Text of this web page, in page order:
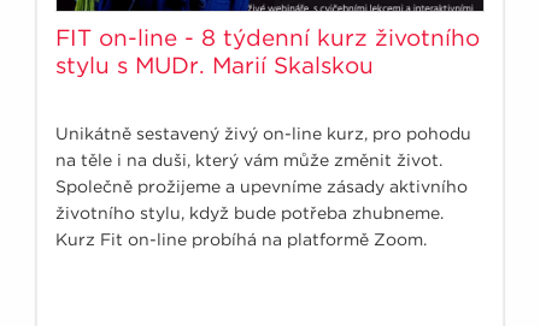
FIT on-line - 8 týdenní kurz životního
stylu s MUDr. Marií Skalskou
Unikátně sestavený živý on-line kurz, pro pohodu
na těle i na duši, který vám může změnit život.
Společně prožijeme a upevníme zásady aktivního
životního stylu, když bude potřeba zhubneme.
Kurz Fit on-line probíhá na platformě Zoom.